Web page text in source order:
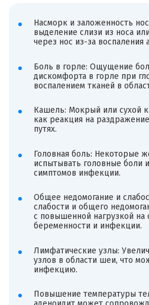
Насморк и заложенность
выделение слизи из носа
через нос из-за воспаления
Боль в горле: Ощущение
дискомфорта в горле при
воспалением тканей в
Кашель: Мокрый или сухой
как реакция на
путях.
Головная боль: Некоторые
испытывать головные боли
симптомов инфекции.
Общее недомогание и
слабости и общего
с повышенной нагрузкой на
беременности и инфекции.
Лимфатические узлы:
узлов в области шеи, что
инфекцию.
Повышение температуры